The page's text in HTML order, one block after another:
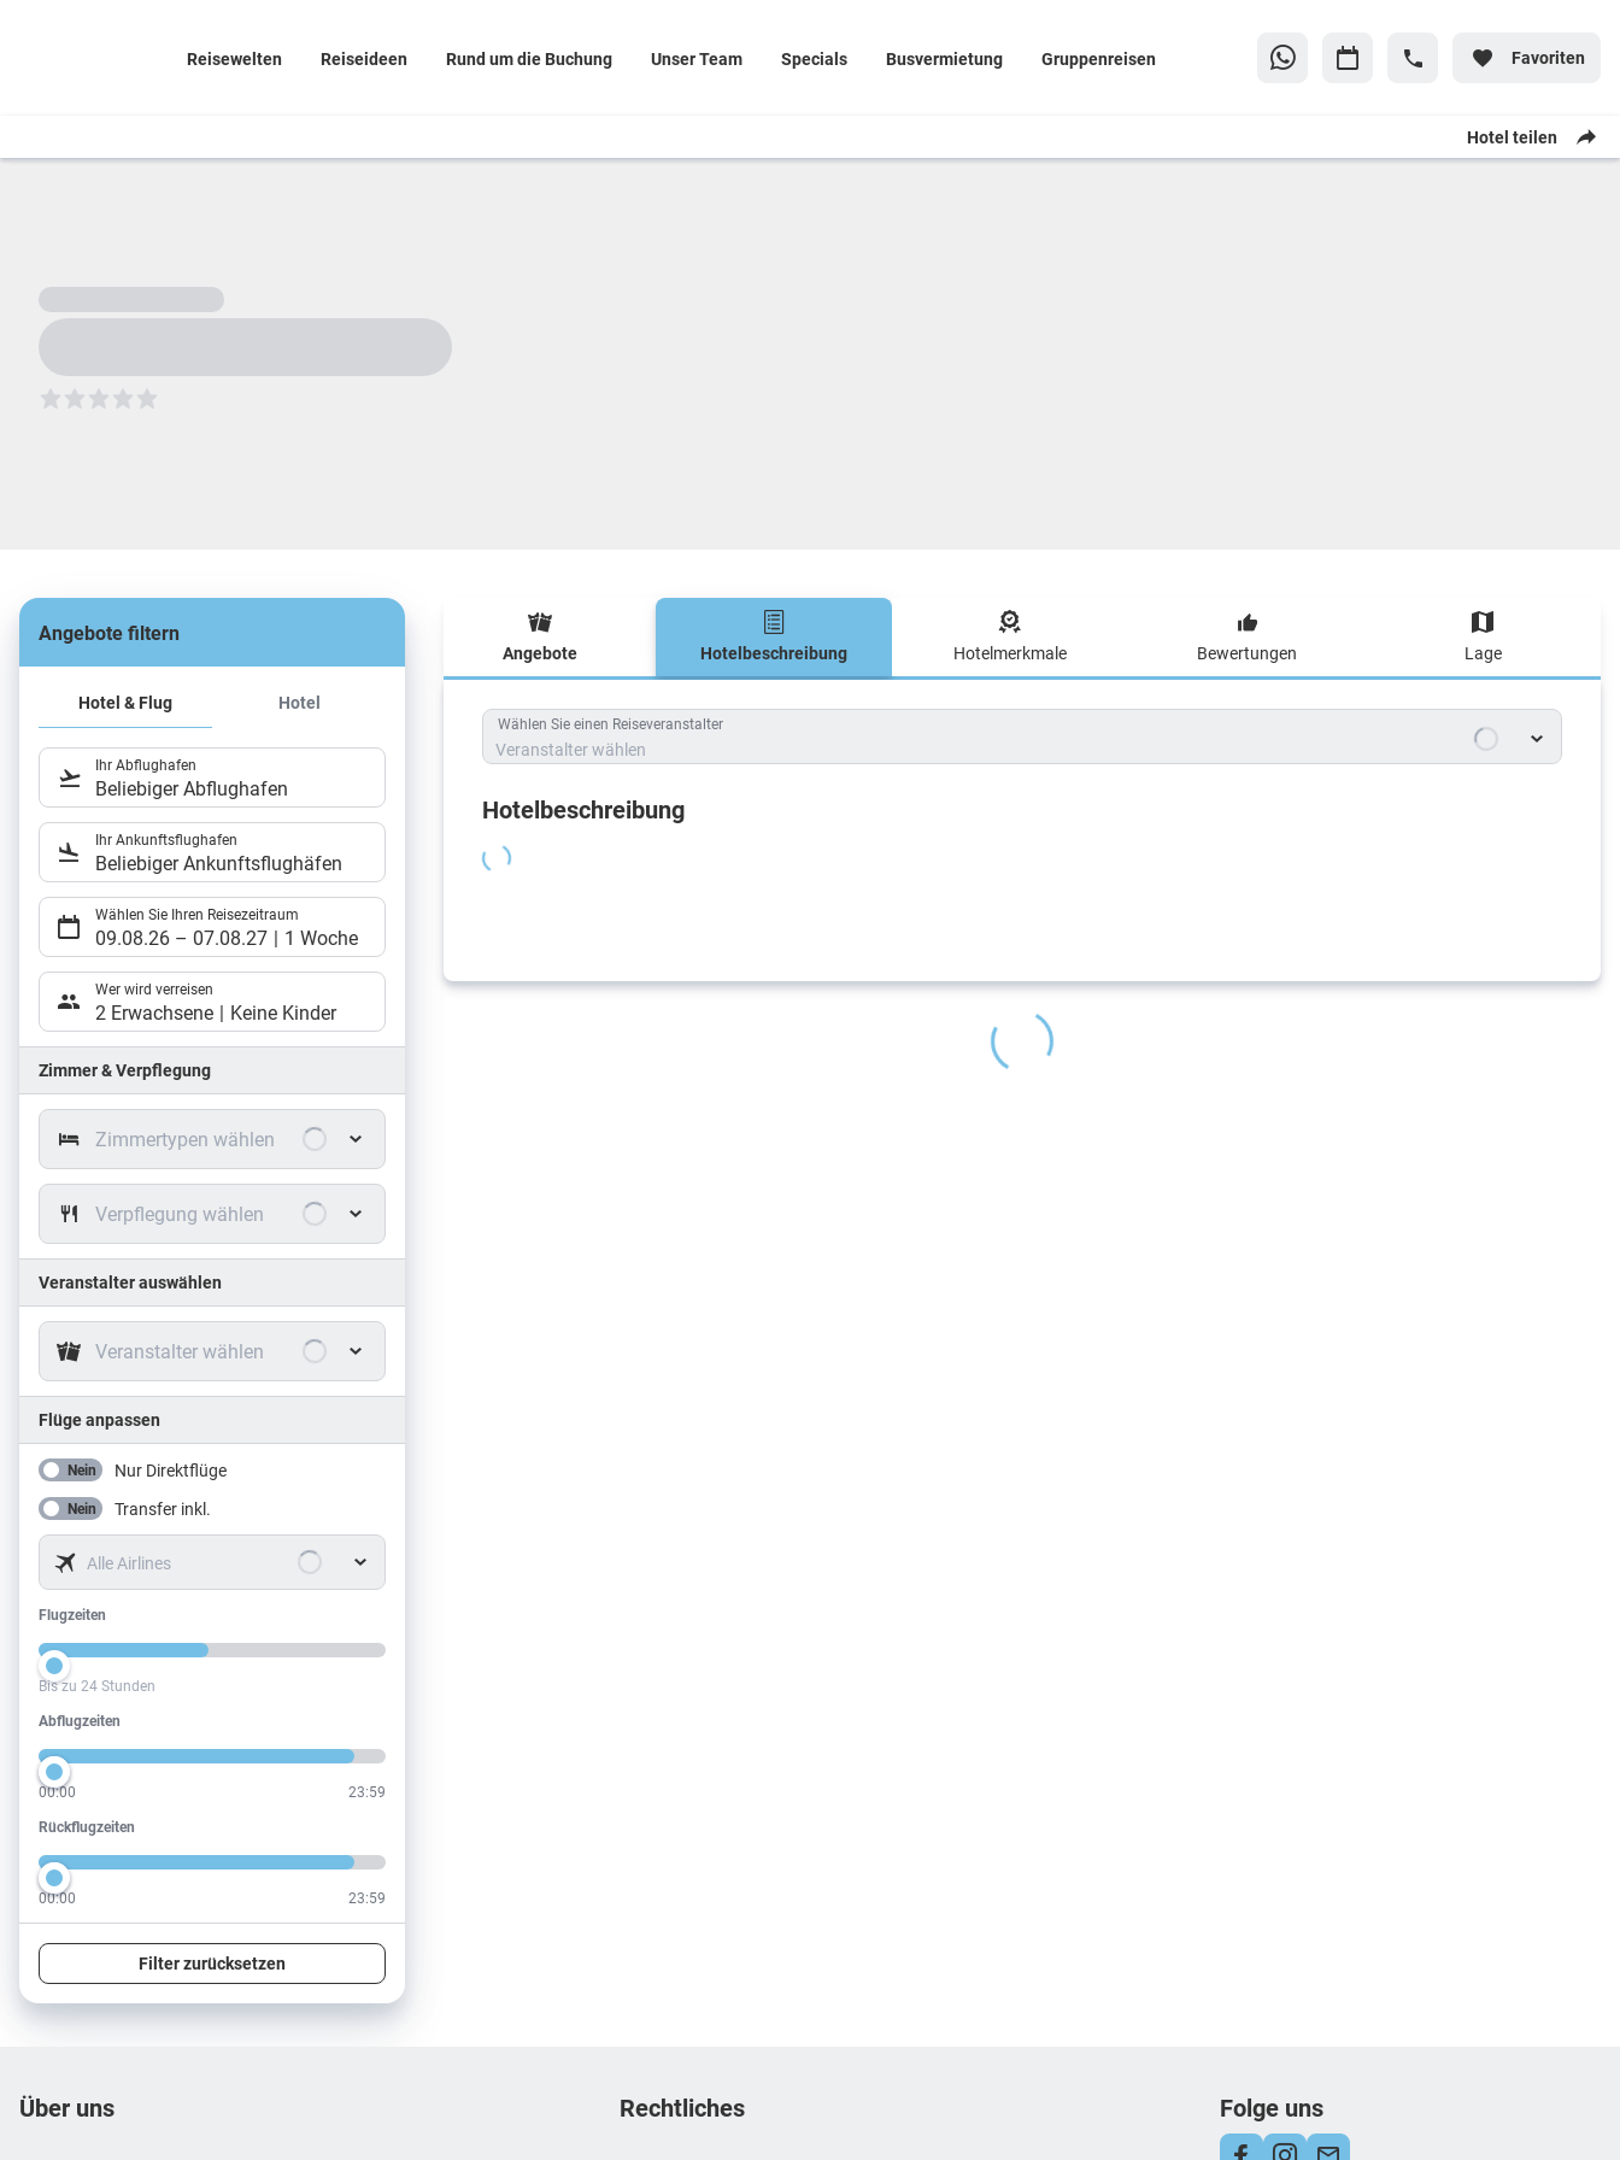
Reisewelten Reiseideen Rund um die Buchung Unser Team Specials Busvermietung Gruppenreisen Favoriten
Hotel teilen
5
Angebote filtern
Hotel & Flug Hotel
Ihr Abflughafen
Beliebiger Abflughafen
Ihr Ankunftsflughafen
Beliebiger Ankunftsflughäfen
Wählen Sie Ihren Reisezeitraum
09.08.26 – 07.08.27 1 Woche
Wer wird verreisen
2 Erwachsene Keine Kinder
Zimmer & Verpflegung
Zimmertypen wählen
Verpflegung wählen
Veranstalter auswählen
Veranstalter wählen
Flüge anpassen
Nein Nur Direktflüge
Nein Transfer inkl.
Alle Airlines
Flugzeiten
Flugzeiten
Bis zu 24 Stunden
Abflugzeiten
Abflugzeiten
00:00 23:59
Rückflugzeiten
Rückflugzeiten
00:00 23:59
Filter zurücksetzen
Angebote Hotelbeschreibung Hotelmerkmale Bewertungen Lage
Hotelbeschreibung
Wählen Sie einen Reiseveranstalter
Veranstalter wählen
Hotelbeschreibung
Footer navigation
Über uns Rechtliches Folge uns